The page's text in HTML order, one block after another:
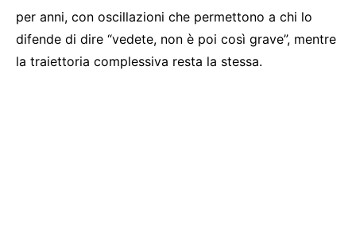
per anni, con oscillazioni che permettono a chi lo
difende di dire “vedete, non è poi così grave”, mentre
la traiettoria complessiva resta la stessa.